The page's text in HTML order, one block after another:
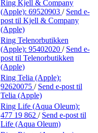
Ring Kjell & Company
(Apple): 69520903 / Send e-
post til Kjell & Company
(Apple)
Ring Telenorbutikken
(Apple): 95402020 / Send e-
post til Telenorbutikken
(Apple)
Ring Telia (Apple):
92620075 / Send e-post til
Telia (Apple)
Ring Life (Aqua Oleum):
477 19 862 / Send e-post til
Life (Aqua Oleum)